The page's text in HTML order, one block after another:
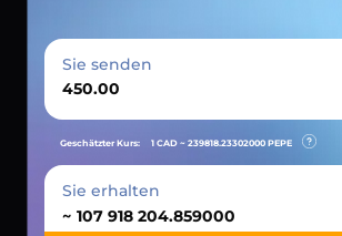
Sie senden
Geschätzter Kurs: 1 CAD ~ 239818.23302000 PEPE
Sie erhalten
~